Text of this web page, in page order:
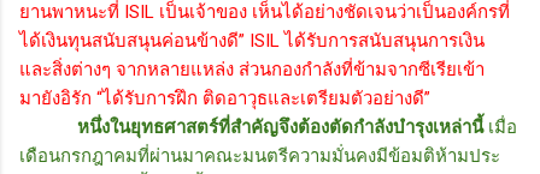
ยานพาหนะที่ ISIL เป็นเจ้าของ เห็นได้อย่างชัดเจนว่าเป็นองค์กรที่
ได้เงินทุนสนับสนุนค่อนข้างดี” ISILได้รับการสนับสนุนการเงิน
และสิ่งต่างๆ จากหลายแหล่ง ส่วนกองกำลังที่ข้ามจากซีเรียเข้า
มายังอิรัก “ได้รับการฝึก ติดอาวุธและเตรียมตัวอย่างดี”
หนึ่งในยุทธศาสตร์ที่สำคัญจึงต้องตัดกำลังบำรุงเหล่านี้เมื่อ
เดือนกรกฎาคมที่ผ่านมาคณะมนตรีความมั่นคงมีข้อมติห้ามประ